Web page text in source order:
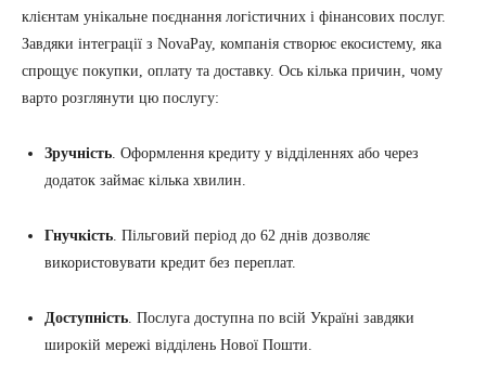
клієнтам унікальне поєднання логістичних і фінансових послуг.
Завдяки інтеграції з NovaPay, компанія створює екосистему, яка
спрощує покупки, оплату та доставку. Ось кілька причин, чому
варто розглянути цю послугу:
Зручність. Оформлення кредиту у відділеннях або через
додаток займає кілька хвилин.
Гнучкість. Пільговий період до 62 днів дозволяє
використовувати кредит без переплат.
Доступність. Послуга доступна по всій Україні завдяки
широкій мережі відділень Нової Пошти.